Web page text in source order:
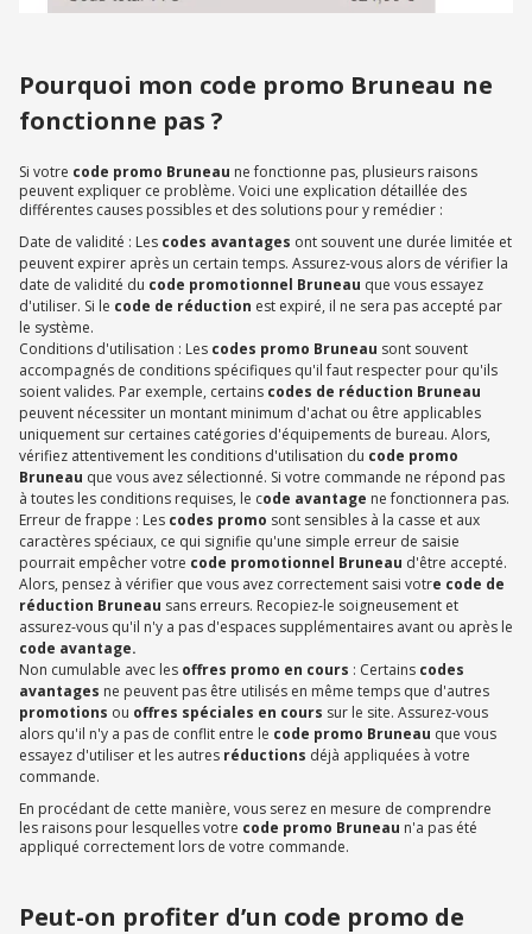
Pourquoi mon code promo Bruneau ne
fonctionne pas ?
Si votre code promo Bruneau ne fonctionne pas, plusieurs raisons
peuvent expliquer ce problème. Voici une explication détaillée des
différentes causes possibles et des solutions pour y remédier :
Date de validité : Les codes avantages ont souvent une durée limitée et
peuvent expirer après un certain temps. Assurez-vous alors de vérifier la
date de validité du code promotionnel Bruneau que vous essayez
d'utiliser. Si le code de réduction est expiré, il ne sera pas accepté par
le système.
Conditions d'utilisation : Les codes promo Bruneau sont souvent
accompagnés de conditions spécifiques qu'il faut respecter pour qu'ils
soient valides. Par exemple, certains codes de réduction Bruneau
peuvent nécessiter un montant minimum d'achat ou être applicables
uniquement sur certaines catégories d'équipements de bureau. Alors,
vérifiez attentivement les conditions d'utilisation du code promo
Bruneau que vous avez sélectionné. Si votre commande ne répond pas
à toutes les conditions requises, le code avantage ne fonctionnera pas.
Erreur de frappe : Les codes promo sont sensibles à la casse et aux
caractères spéciaux, ce qui signifie qu'une simple erreur de saisie
pourrait empêcher votre code promotionnel Bruneau d'être accepté.
Alors, pensez à vérifier que vous avez correctement saisi votre code de
réduction Bruneau sans erreurs. Recopiez-le soigneusement et
assurez-vous qu'il n'y a pas d'espaces supplémentaires avant ou après le
code avantage.
Non cumulable avec les offres promo en cours : Certains codes
avantages ne peuvent pas être utilisés en même temps que d'autres
promotions ou offres spéciales en cours sur le site. Assurez-vous
alors qu'il n'y a pas de conflit entre le code promo Bruneau que vous
essayez d'utiliser et les autres réductions déjà appliquées à votre
commande.
En procédant de cette manière, vous serez en mesure de comprendre
les raisons pour lesquelles votre code promo Bruneau n'a pas été
appliqué correctement lors de votre commande.
Peut-on profiter d’un code promo de